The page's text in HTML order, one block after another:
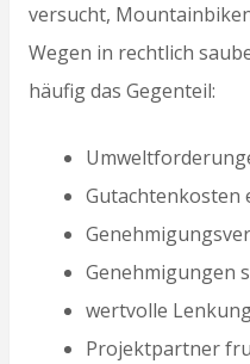
versucht,
Wegen in rechtlich
häufig das Gegenteil:
Gutachtenkosten
Genehmigungen
wertvolle
Projektpartner